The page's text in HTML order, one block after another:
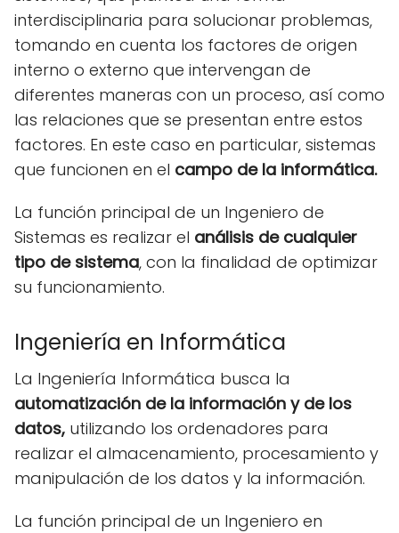
interdisciplinaria para solucionar problemas,
tomando en cuenta los factores de origen
interno o externo que intervengan de
diferentes maneras con un proceso, así como
las relaciones que se presentan entre estos
factores. En este caso en particular, sistemas
que funcionen en el campo de la informática.
La función principal de un Ingeniero de
Sistemas es realizar el análisis de cualquier
tipo de sistema, con la finalidad de optimizar
su funcionamiento.
Ingeniería en Informática
La Ingeniería Informática busca la
automatización de la información y de los
datos, utilizando los ordenadores para
realizar el almacenamiento, procesamiento y
manipulación de los datos y la información.
La función principal de un Ingeniero en